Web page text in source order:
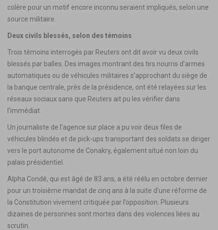
colère pour un motif encore inconnu seraient impliqués, selon une
source militaire.
Deux civils blessés, selon des témoins
Trois témoins interrogés par Reuters ont dit avoir vu deux civils
blessés par balles. Des images montrant des tirs nourris d’armes
automatiques ou de véhicules militaires s’approchant du siège de
la banque centrale, près de la présidence, ont été relayées sur les
réseaux sociaux sans que Reuters ait pu les vérifier dans
l’immédiat.
Un journaliste de l’agence sur place a pu voir deux files de
véhicules blindés et de pick-ups transportant des soldats se diriger
vers le port autonome de Conakry, également situé non loin du
palais présidentiel.
Alpha Condé, qui est âgé de 83 ans, a été réélu en octobre dernier
pour un troisième mandat de cinq ans à la suite d’une réforme de
la Constitution vivement critiquée par l’opposition. Plusieurs
dizaines de personnes sont mortes dans des violences liées au
scrutin.